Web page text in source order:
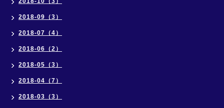
2018-09（3）
2018-07（4）
2018-06（2）
2018-05（3）
2018-04（7）
2018-03（3）